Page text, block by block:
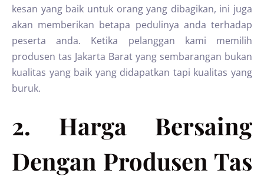
kesan yang baik untuk orang yang dibagikan, ini juga
akan memberikan betapa pedulinya anda terhadap
peserta anda. Ketika pelanggan kami memilih
produsen tas Jakarta Barat yang sembarangan bukan
kualitas yang baik yang didapatkan tapi kualitas yang
buruk.
2. Harga Bersaing
Dengan Produsen Tas